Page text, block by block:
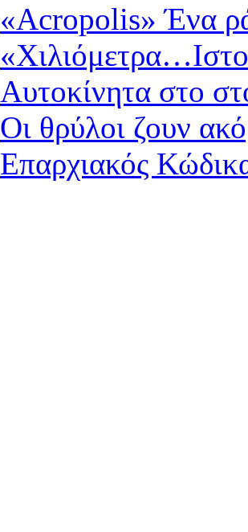
«Acropolis» Ένα
Αυτοκίνητα στο
Οι θρύλοι ζουν
Επαρχιακός